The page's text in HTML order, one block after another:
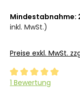
Mindestabnahme:
inkl. MwSt.)
Preise exkl. MwSt.
Durchschnittliche
1 Bewertung